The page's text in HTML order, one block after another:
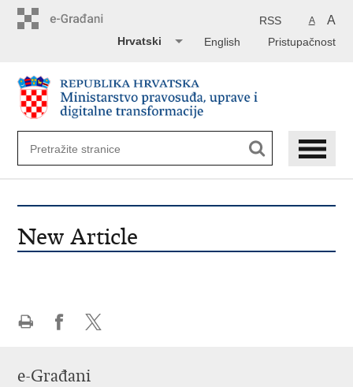
A A
RSS
Pristupačnost
English
Hrvatski
New Article
FacebookuTwitteru
e-Građani